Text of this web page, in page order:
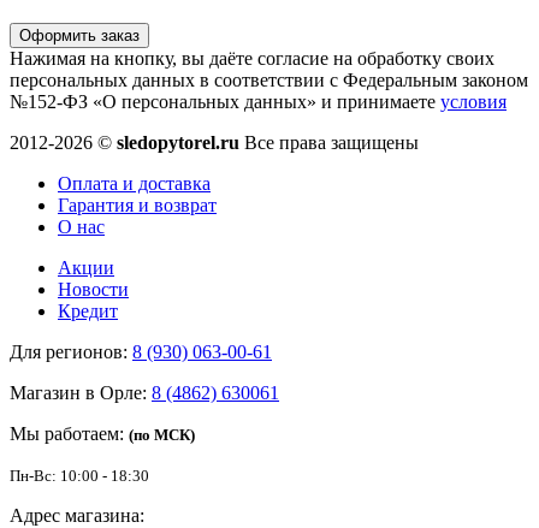
Оформить заказ
Нажимая на кнопку, вы даёте согласие на обработку своих
персональных данных в соответствии с Федеральным законом
№152-ФЗ «О персональных данных» и принимаете условия
2012-2026 © sledopytorel.ru Все права защищены
Оплата и доставка
Гарантия и возврат
О нас
Акции
Новости
Кредит
Для регионов: 8 (930) 063-00-61
Магазин в Орле: 8 (4862) 630061
Мы работаем: (по МСК)
Пн-Вс: 10:00 - 18:30
Адрес магазина: